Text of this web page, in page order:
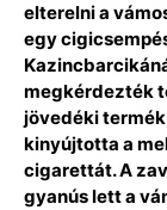
elterelni a
egy
megkérdezték
jövedéki
kinyújtotta a
cigarettát. A
gyanús lett a